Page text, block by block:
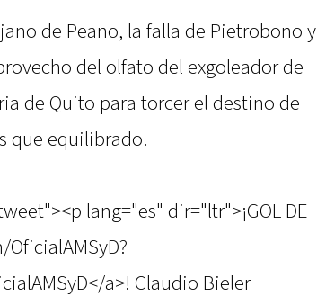
de Peano, la falla de Pietrobono y
del olfato del exgoleador de
de Quito para torcer el destino de
que equilibrado.
lang="es" dir="ltr">¡GOL DE
a>! Claudio Bieler